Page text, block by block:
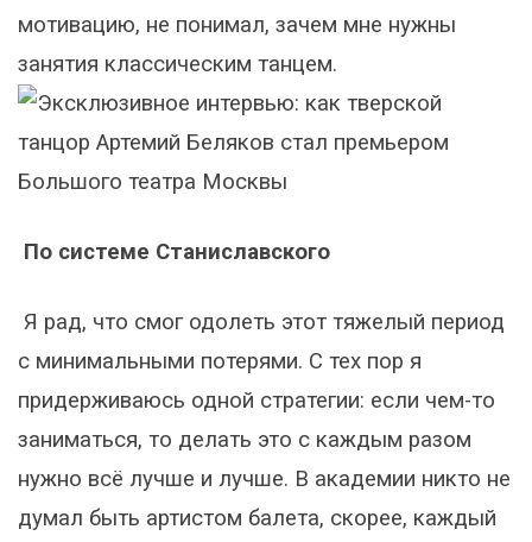
мотивацию, не понимал, зачем мне нужны
занятия классическим танцем.
По системе Станиславского
Я рад, что смог одолеть этот тяжелый период
с минимальными потерями. С тех пор я
придерживаюсь одной стратегии: если чем-то
заниматься, то делать это с каждым разом
нужно всё лучше и лучше. В академии никто не
думал быть артистом балета, скорее, каждый